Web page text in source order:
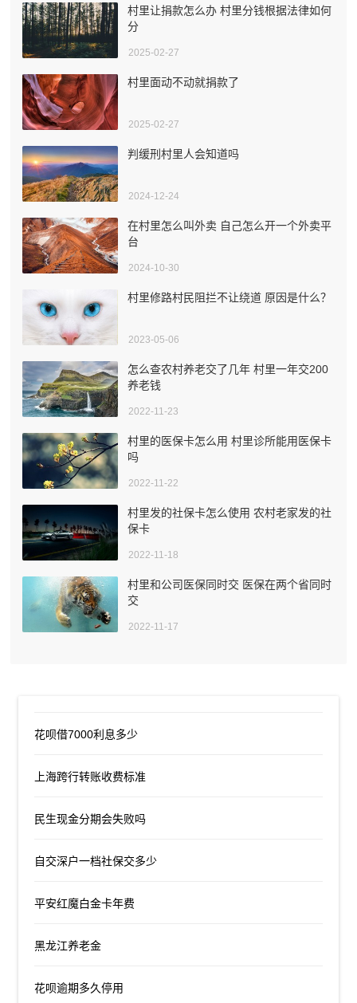
村里让捐款怎么办 村里分钱根据法律如何
分
2025-02-27
村里面动不动就捐款了
2025-02-27
判缓刑村里人会知道吗
2024-12-24
在村里怎么叫外卖 自己怎么开一个外卖平
台
2024-10-30
村里修路村民阻拦不让绕道 原因是什么？
2023-05-06
怎么查农村养老交了几年 村里一年交200
养老钱
2022-11-23
村里的医保卡怎么用 村里诊所能用医保卡
吗
2022-11-22
村里发的社保卡怎么使用 农村老家发的社
保卡
2022-11-18
村里和公司医保同时交 医保在两个省同时
交
2022-11-17
花呗借7000利息多少
上海跨行转账收费标准
民生现金分期会失败吗
自交深户一档社保交多少
平安红魔白金卡年费
黑龙江养老金
花呗逾期多久停用